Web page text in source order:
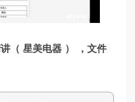
（ 星美电器 ） ，文件